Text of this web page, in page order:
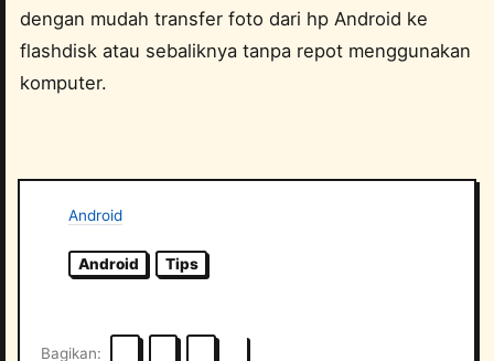
dengan mudah transfer foto dari hp Android ke
flashdisk atau sebaliknya tanpa repot menggunakan
komputer.
Android
Android Tips
Bagikan